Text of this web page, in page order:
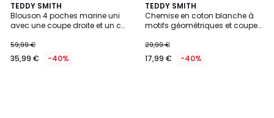
TEDDY SMITH
Blouson 4 poches marine uni
avec une coupe droite et un col
59,99 €
35,99 € -40%
TEDDY SMITH
Chemise en coton blanche à
motifs géométriques et coupe
29,99 €
17,99 € -40%